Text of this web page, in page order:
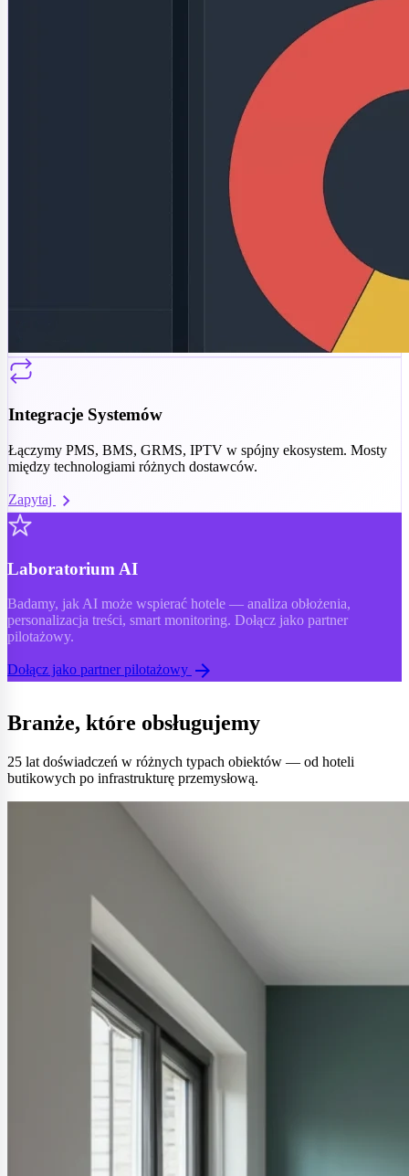
Integracje Systemów
Łączymy PMS, BMS, GRMS, IPTV w spójny ekosystem. Mosty
między technologiami różnych dostawców.
Zapytaj chevron_right
Laboratorium AI
Badamy, jak AI może wspierać hotele — analiza obłożenia,
personalizacja treści, smart monitoring. Dołącz jako partner
pilotażowy.
Dołącz jako partner pilotażowy arrow_forward
Branże, które obsługujemy
25 lat doświadczeń w różnych typach obiektów — od hoteli
butikowych po infrastrukturę przemysłową.